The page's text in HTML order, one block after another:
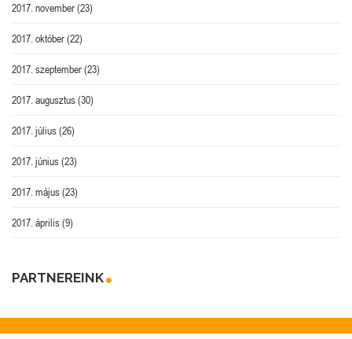
2017. november(23)
2017. október(22)
2017. szeptember(23)
2017. augusztus(30)
2017. július(26)
2017. június(23)
2017. május(23)
2017. április(9)
PARTNEREINK